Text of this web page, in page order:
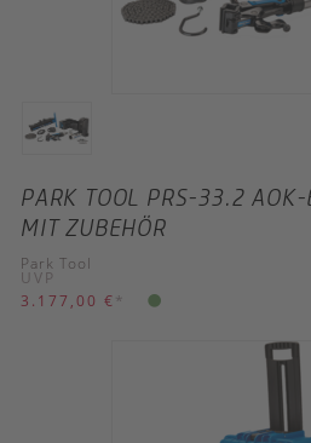
PARK TOOL PRS-33.2 AOK-
MIT ZUBEHÖR
Park Tool
UVP
3.177,00 € *